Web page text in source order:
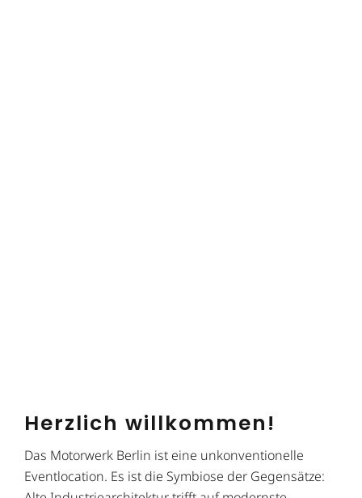
Herzlich willkommen!
Das Motorwerk Berlin ist eine unkonventionelle
Eventlocation. Es ist die Symbiose der Gegensätze: